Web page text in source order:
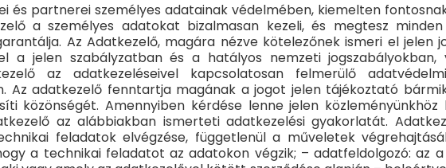
és partnerei személyes adatainak védelmében, kiemelten
a személyes adatokat bizalmasan kezeli, és megtesz
Az Adatkezelő, magára nézve kötelezőnek ismeri el jelen
a jelen szabályzatban és a hatályos nemzeti
az adatkezeléseivel kapcsolatosan felmerülő
Az adatkezelő fenntartja magának a jogot jelen tájékoztató
közönségét. Amennyiben kérdése lenne jelen
az alábbiakban ismerteti adatkezelési gyakorlatát.
feladatok elvégzése, függetlenül a műveletek
a technikai feladatot az adatokon végzik; – adatfeldolgozó: az